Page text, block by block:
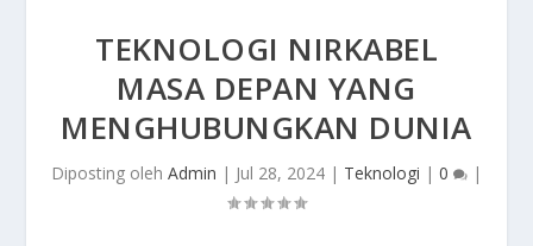
TEKNOLOGI NIRKABEL
MASA DEPAN YANG
MENGHUBUNGKAN DUNIA
Diposting oleh Admin | Jul 28, 2024 | Teknologi | 0 |